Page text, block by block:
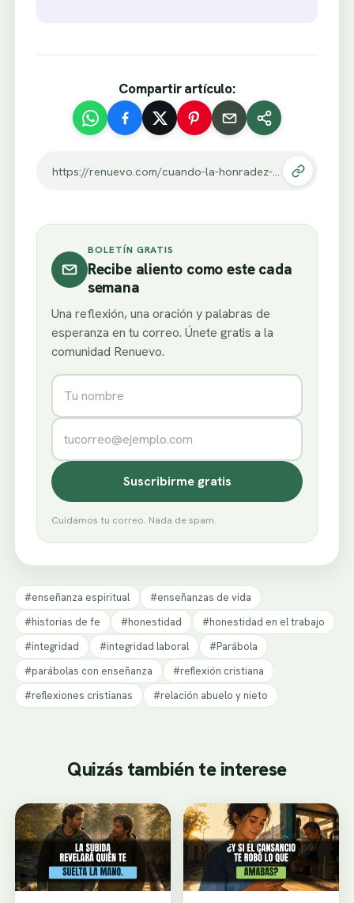
Compartir artículo:
https://renuevo.com/cuando-la-honradez-calla-tu-conciencia-halla-consuelo.html
BOLETÍN GRATIS
Recibe aliento como este cada
semana
Una reflexión, una oración y palabras de
esperanza en tu correo. Únete gratis a la
comunidad Renuevo.
Nombre
Correo electrónico
Suscribirme gratis
Cuidamos tu correo. Nada de spam.
#enseñanza espiritual
#enseñanzas de vida
#historias de fe
#honestidad
#honestidad en el trabajo
#integridad
#integridad laboral
#Parábola
#parábolas con enseñanza
#reflexión cristiana
#reflexiones cristianas
#relación abuelo y nieto
Quizás también te interese